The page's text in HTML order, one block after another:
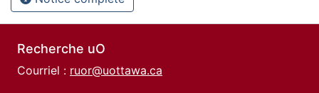
Recherche uO
Courriel : ruor@uottawa.ca